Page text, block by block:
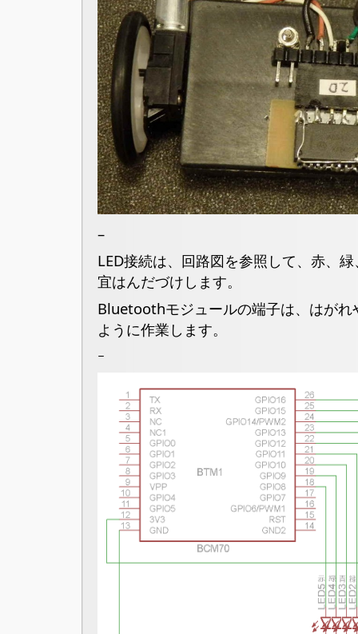
–
LED接続は、回路図を参照して、赤、
宜はんだづけします。
Bluetoothモジュールの端子は、はがれ
ように作業します。
ｰ